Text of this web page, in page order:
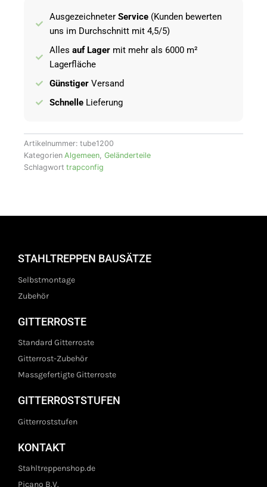
1200mm,
verzinkt
Ausgezeichneter Service (Kunden bewerten
uns im Durchschnitt mit 4,5/5)
Alles auf Lager mit mehr als 6000 m²
Lagerfläche
Günstiger Versand
Schnelle Lieferung
Artikelnummer: tube1200
Kategorien Algemeen, Geländerteile
Schlagwort trapconfig
STAHLTREPPEN BAUSÄTZE
Selbstmontage
Zubehör
GITTERROSTE
Standard Gitterroste
Gitterrost-Zubehör
Massgefertigte Gitterroste
GITTERROSTSTUFEN
Gitterroststufen
KONTAKT
Stahltreppenshop.de
Picano B.V.